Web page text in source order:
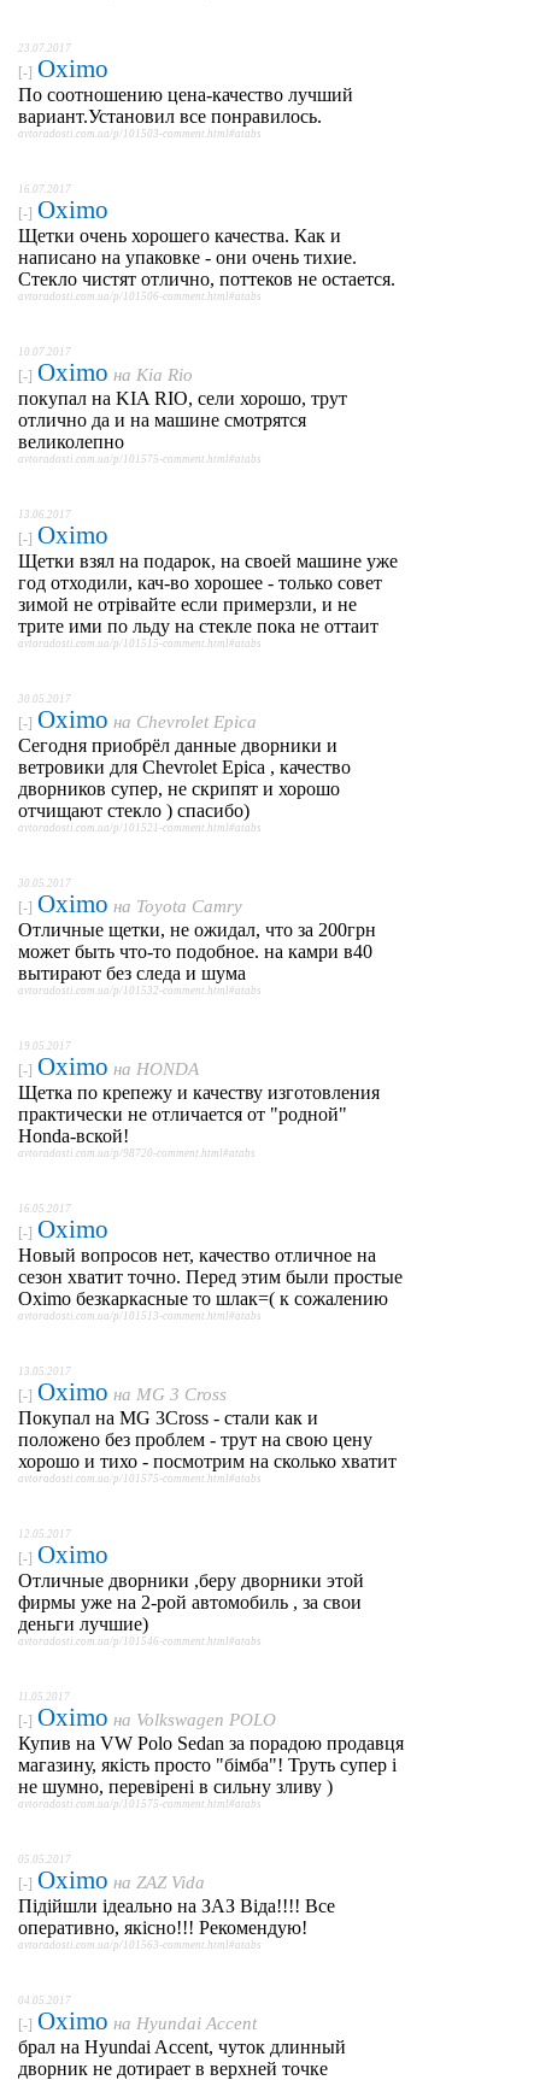
23.07.2017
[-] Oximo
По соотношению цена-качество лучший
вариант.Установил все понравилось.
avtoradosti.com.ua/p/101503-comment.html#atabs
16.07.2017
[-] Oximo
Щетки очень хорошего качества. Как и
написано на упаковке - они очень тихие.
Стекло чистят отлично, поттеков не остается.
avtoradosti.com.ua/p/101506-comment.html#atabs
10.07.2017
[-] Oximo на Kia Rio
покупал на KIA RIO, сели хорошо, трут
отлично да и на машине смотрятся
великолепно
avtoradosti.com.ua/p/101575-comment.html#atabs
13.06.2017
[-] Oximo
Щетки взял на подарок, на своей машине уже
год отходили, кач-во хорошее - только совет
зимой не отрівайте если примерзли, и не
трите ими по льду на стекле пока не оттаит
avtoradosti.com.ua/p/101515-comment.html#atabs
30.05.2017
[-] Oximo на Chevrolet Epica
Сегодня приобрёл данные дворники и
ветровики для Chevrolet Epica , качество
дворников супер, не скрипят и хорошо
отчищают стекло ) спасибо)
avtoradosti.com.ua/p/101521-comment.html#atabs
30.05.2017
[-] Oximo на Toyota Camry
Отличные щетки, не ожидал, что за 200грн
может быть что-то подобное. на камри в40
вытирают без следа и шума
avtoradosti.com.ua/p/101532-comment.html#atabs
19.05.2017
[-] Oximo на HONDA
Щетка по крепежу и качеству изготовления
практически не отличается от "родной"
Honda-вской!
avtoradosti.com.ua/p/98720-comment.html#atabs
16.05.2017
[-] Oximo
Новый вопросов нет, качество отличное на
сезон хватит точно. Перед этим были простые
Oximo безкаркасные то шлак=( к сожалению
avtoradosti.com.ua/p/101513-comment.html#atabs
13.05.2017
[-] Oximo на MG 3 Cross
Покупал на MG 3Cross - стали как и
положено без проблем - трут на свою цену
хорошо и тихо - посмотрим на сколько хватит
avtoradosti.com.ua/p/101575-comment.html#atabs
12.05.2017
[-] Oximo
Отличные дворники ,беру дворники этой
фирмы уже на 2-рой автомобиль , за свои
деньги лучшие)
avtoradosti.com.ua/p/101546-comment.html#atabs
11.05.2017
[-] Oximo на Volkswagen POLO
Купив на VW Polo Sedan за порадою продавця
магазину, якість просто "бімба"! Труть супер і
не шумно, перевірені в сильну зливу )
avtoradosti.com.ua/p/101575-comment.html#atabs
05.05.2017
[-] Oximo на ZAZ Vida
Підійшли ідеально на ЗАЗ Віда!!!! Все
оперативно, якісно!!! Рекомендую!
avtoradosti.com.ua/p/101563-comment.html#atabs
04.05.2017
[-] Oximo на Hyundai Accent
брал на Hyundai Accent, чуток длинный
дворник не дотирает в верхней точке